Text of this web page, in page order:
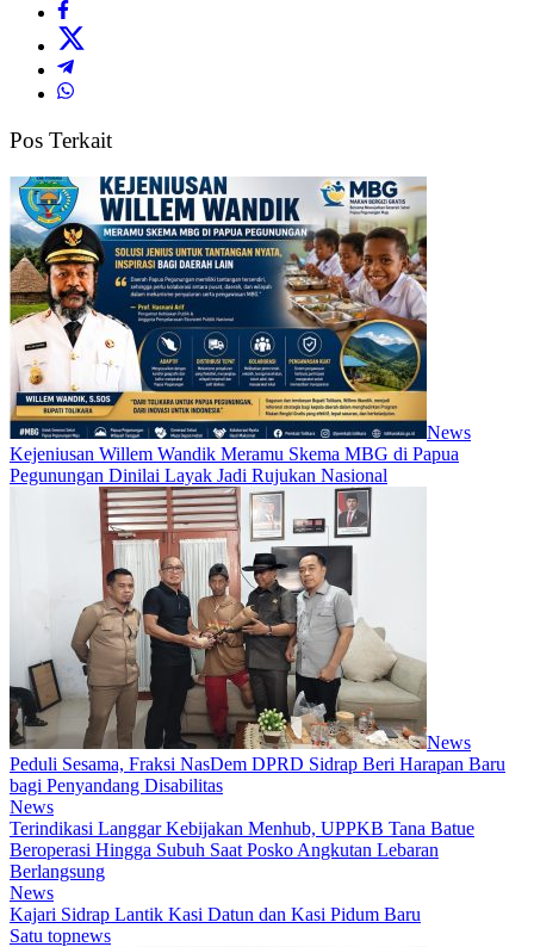
Pos Terkait
News
Kejeniusan Willem Wandik Meramu Skema MBG di Papua
Pegunungan Dinilai Layak Jadi Rujukan Nasional
News
Peduli Sesama, Fraksi NasDem DPRD Sidrap Beri Harapan Baru
bagi Penyandang Disabilitas
News
Terindikasi Langgar Kebijakan Menhub, UPPKB Tana Batue
Beroperasi Hingga Subuh Saat Posko Angkutan Lebaran
Berlangsung
News
Kajari Sidrap Lantik Kasi Datun dan Kasi Pidum Baru
Satu topnews